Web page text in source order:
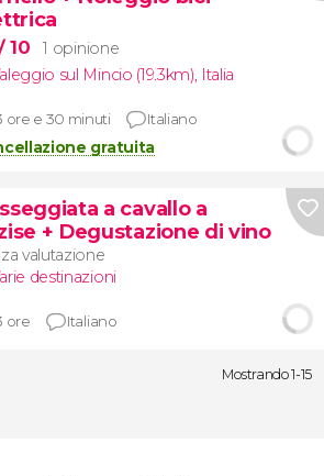
10
1 opinione
sul Mincio (19.3km), Italia
ore e 30 minuti Italiano
gratuita
a cavallo a
+ Degustazione di vino
valutazione
destinazioni
ore Italiano
Mostrando 1-15